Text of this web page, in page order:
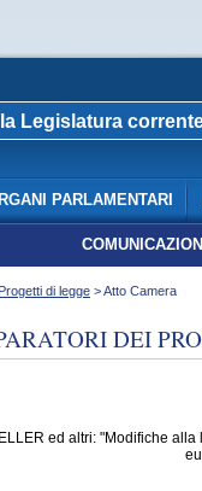
Legislatura
PARLAMENTARI
Progetti di legge > Atto Camera
DEI
ed altri: "Modifiche